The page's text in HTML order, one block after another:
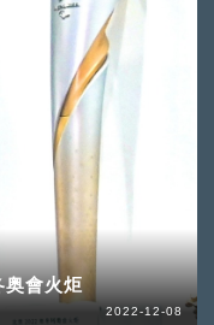
奥會火炬
2022-12-08